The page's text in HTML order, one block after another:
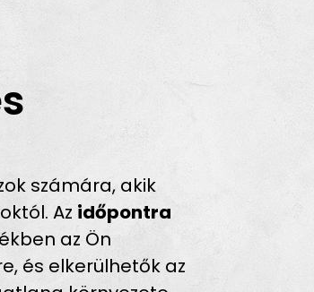
számára, akik
Az időpontra
az Ön
és elkerülhetők az